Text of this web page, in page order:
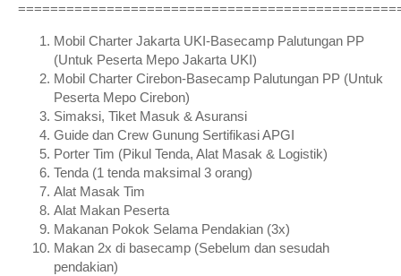
Mobil Charter Jakarta UKI-Basecamp Palutungan PP
(Untuk Peserta Mepo Jakarta UKI)
Mobil Charter Cirebon-Basecamp Palutungan PP (Untuk
Peserta Mepo Cirebon)
Simaksi, Tiket Masuk & Asuransi
Guide dan Crew Gunung Sertifikasi APGI
Porter Tim (Pikul Tenda, Alat Masak & Logistik)
Tenda (1 tenda maksimal 3 orang)
Alat Masak Tim
Alat Makan Peserta
Makanan Pokok Selama Pendakian (3x)
Makan 2x di basecamp (Sebelum dan sesudah
pendakian)